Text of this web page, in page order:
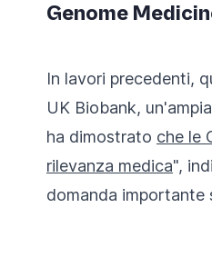
Genome
In lavori precedenti,
UK Biobank,
ha dimostrato che le
rilevanza medica",
domanda importante